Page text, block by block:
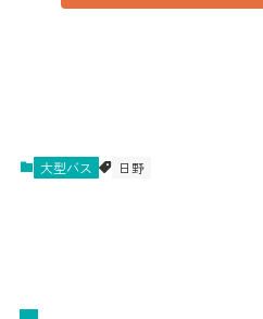
大型バス 日野